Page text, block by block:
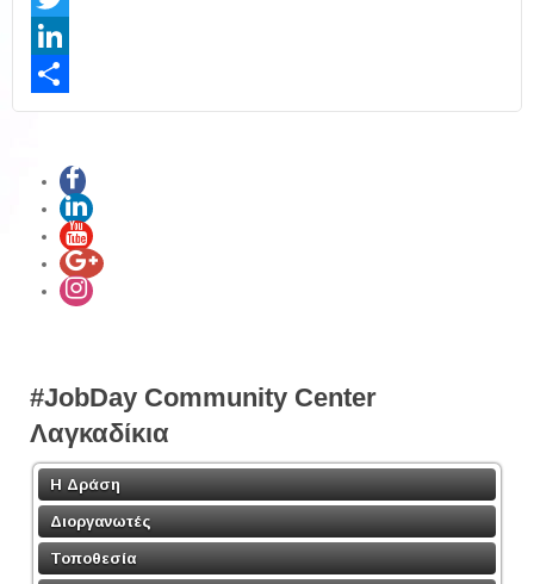
Twitter
LinkedIn
Share
#JobDay Community Center
Λαγκαδίκια
Η Δράση
Διοργανωτές
Τοποθεσία